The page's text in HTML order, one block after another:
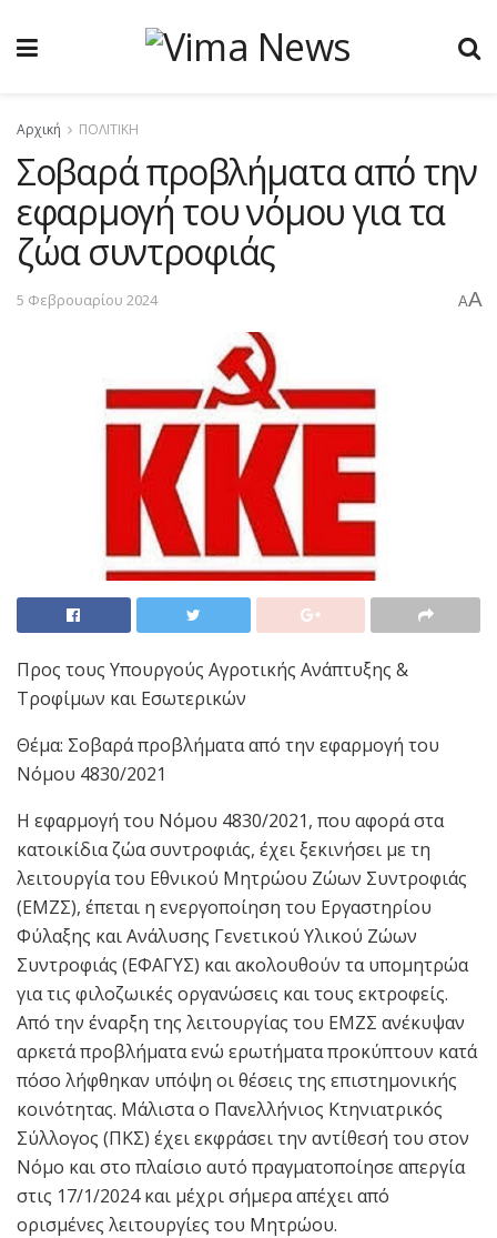
Αρχική ΠΟΛΙΤΙΚΗ
Σοβαρά προβλήματα από την
εφαρμογή του νόμου για τα
ζώα συντροφιάς
5 Φεβρουαρίου 2024 AA
Προς τους Υπουργούς Αγροτικής Ανάπτυξης &
Τροφίμων και Εσωτερικών
Θέμα: Σοβαρά προβλήματα από την εφαρμογή του
Νόμου 4830/2021
Η εφαρμογή του Νόμου 4830/2021, που αφορά στα
κατοικίδια ζώα συντροφιάς, έχει ξεκινήσει με τη
λειτουργία του Εθνικού Μητρώου Ζώων Συντροφιάς
(ΕΜΖΣ), έπεται η ενεργοποίηση του Εργαστηρίου
Φύλαξης και Ανάλυσης Γενετικού Υλικού Ζώων
Συντροφιάς (ΕΦΑΓΥΣ) και ακολουθούν τα υπομητρώα
για τις φιλοζωικές οργανώσεις και τους εκτροφείς.
Από την έναρξη της λειτουργίας του ΕΜΖΣ ανέκυψαν
αρκετά προβλήματα ενώ ερωτήματα προκύπτουν κατά
πόσο λήφθηκαν υπόψη οι θέσεις της επιστημονικής
κοινότητας. Μάλιστα ο Πανελλήνιος Κτηνιατρικός
Σύλλογος (ΠΚΣ) έχει εκφράσει την αντίθεσή του στον
Νόμο και στο πλαίσιο αυτό πραγματοποίησε απεργία
στις 17/1/2024 και μέχρι σήμερα απέχει από
ορισμένες λειτουργίες του Μητρώου.